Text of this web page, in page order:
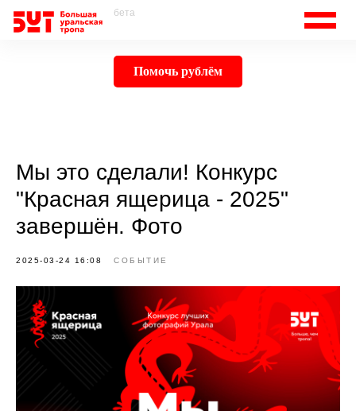
бета
Помочь рублём
Мы это сделали! Конкурс
"Красная ящерица - 2025"
завершён. Фото
2025-03-24 16:08 СОБЫТИЕ